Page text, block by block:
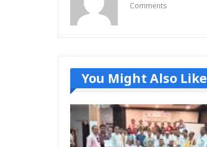
Comments
You Might Also Like